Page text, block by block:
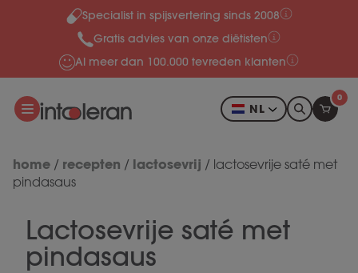
Meteen naar de content
Specialist in spijsvertering sinds 2008
Gratis advies van onze diëtisten
Al meer dan 100.000 tevreden klanten
NL
0
home / recepten / lactosevrij / lactosevrije saté met
pindasaus
Lactosevrije saté met
pindasaus